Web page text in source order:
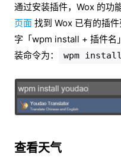
通过安装插件，Wox 的功
页面 找到 Wox 已有的插
字「wpm install + 插件名
装命令为：
wpm
查看天气